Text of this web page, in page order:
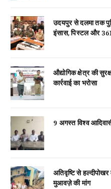
उदयपुर से दलमा तक
इंसास, पिस्टल और
औद्योगिक क्षेत्र की
कार्रवाई का भरोसा
9 अगस्त विश्व
अतिवृष्टि से
मुआवज़े की मांग